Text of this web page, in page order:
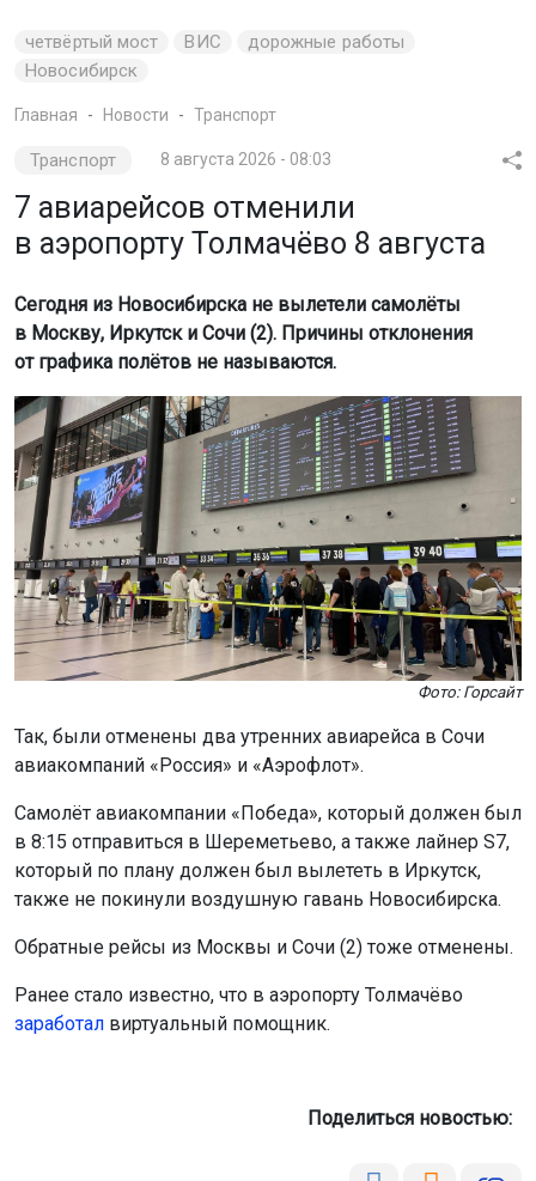
четвёртый мост ВИС
дорожные работы
Новосибирск
Главная Новости Транспорт
Транспорт 8 августа 2026 - 08:03
7 авиарейсов отменили
в аэропорту Толмачёво 8 августа
Сегодня из Новосибирска не вылетели самолёты
в Москву, Иркутск и Сочи (2). Причины отклонения
от графика полётов не называются.
Фото: Горсайт
Так, были отменены два утренних авиарейса в Сочи
авиакомпаний «Россия» и «Аэрофлот».
Самолёт авиакомпании «Победа», который должен был
в 8:15 отправиться в Шереметьево, а также лайнер S7,
который по плану должен был вылететь в Иркутск,
также не покинули воздушную гавань Новосибирска.
Обратные рейсы из Москвы и Сочи (2) тоже отменены.
Ранее стало известно, что в аэропорту Толмачёво
заработал виртуальный помощник.
Поделиться новостью: